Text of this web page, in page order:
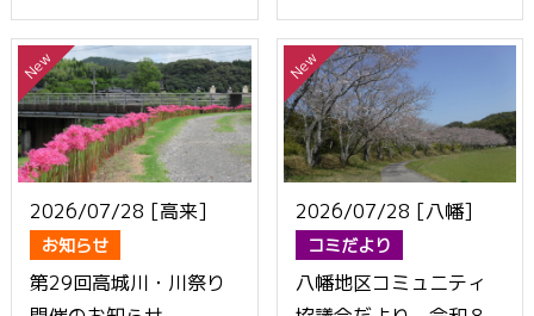
2026/07/28 [高来]
お知らせ
第29回高城川・川祭り
2026/07/28 [八幡]
コミだより
八幡地区コミュニティ